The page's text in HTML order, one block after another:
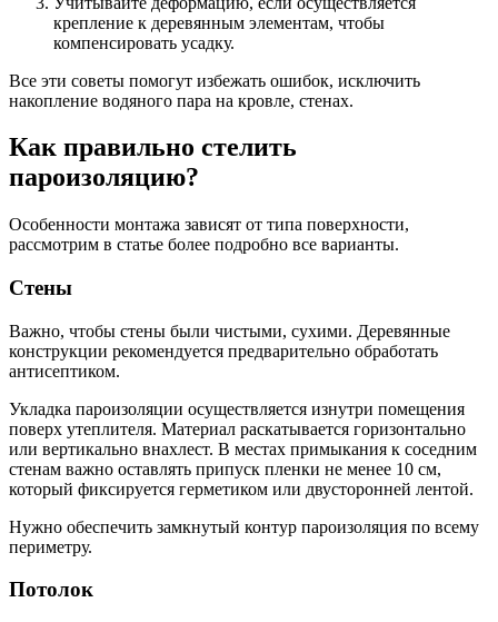
крепление к деревянным элементам, чтобы
компенсировать усадку.
Все эти советы помогут избежать ошибок, исключить
накопление водяного пара на кровле, стенах.
Как правильно стелить
пароизоляцию?
Особенности монтажа зависят от типа поверхности,
рассмотрим в статье более подробно все варианты.
Стены
Важно, чтобы стены были чистыми, сухими. Деревянные
конструкции рекомендуется предварительно обработать
антисептиком.
Укладка пароизоляции осуществляется изнутри помещения
поверх утеплителя. Материал раскатывается горизонтально
или вертикально внахлест. В местах примыкания к соседним
стенам важно оставлять припуск пленки не менее 10 см,
который фиксируется герметиком или двусторонней лентой.
Нужно обеспечить замкнутый контур пароизоляция по всему
периметру.
Потолок